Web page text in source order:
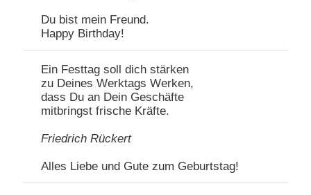
Du bist mein Freund.
Happy Birthday!
Ein Festtag soll dich stärken
zu Deines Werktags Werken,
dass Du an Dein Geschäfte
mitbringst frische Kräfte.
Friedrich Rückert
Alles Liebe und Gute zum Geburtstag!